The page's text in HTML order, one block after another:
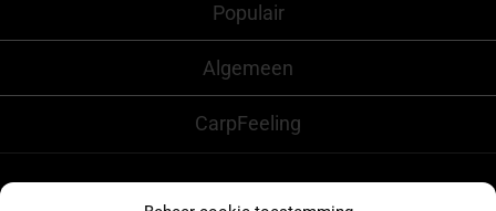
Populair
Algemeen
CarpFeeling